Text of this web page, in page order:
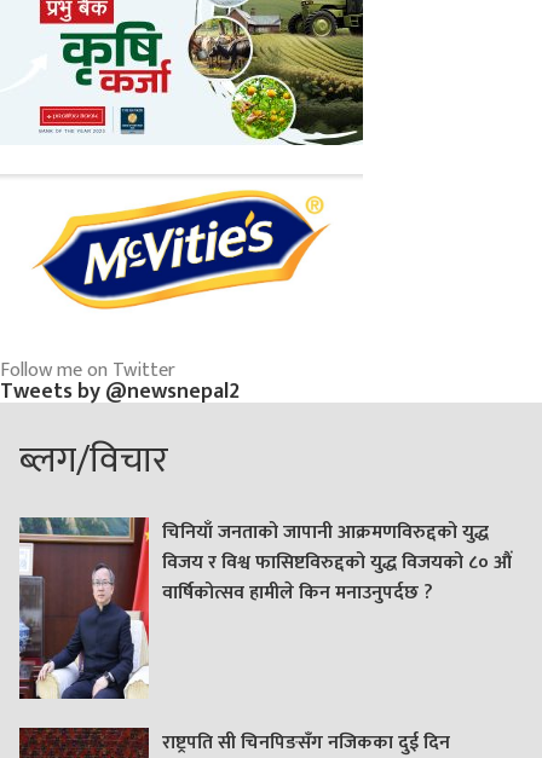
Follow me on Twitter
Tweets by @newsnepal2
ब्लग/विचार
चिनियाँ जनताको जापानी आक्रमणविरुद्दको युद्ध
विजय र विश्व फासिष्टविरुद्दको युद्ध विजयको ८० औं
वार्षिकोत्सव हामीले किन मनाउनुपर्दछ ?
राष्ट्रपति सी चिनपिङसँग नजिकका दुई दिन